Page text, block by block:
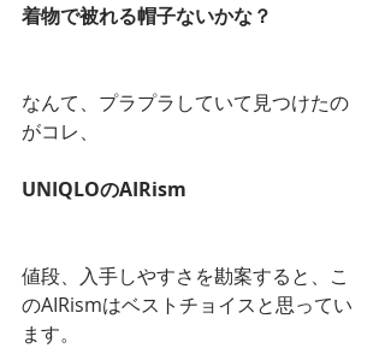
着物で被れる帽子ないかな？
なんて、プラプラしていて見つけたの
がコレ、
UNIQLOのAIRism
値段、入手しやすさを勘案すると、こ
のAIRismはベストチョイスと思ってい
ます。